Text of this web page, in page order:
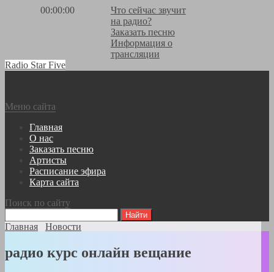
00:00:00
Что сейчас звучит
на радио?
Заказать песню
Информация о
трансляции
Radio Star Five
Меню сайта
Главная
О нас
Заказать песню
Артисты
Расписание эфира
Карта сайта
Поиск по сайту
Главная Новости
радио курс онлайн вещание